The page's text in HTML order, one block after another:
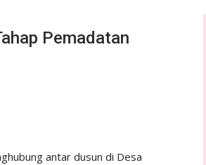
Pemadatan
antar dusun di Desa